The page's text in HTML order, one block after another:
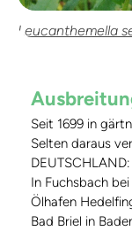
Leucanthemella
Seit 1699 in
Selten daraus
DEUTSCHLAND:
In Fuchsbach
Ölhafen
Bad Briel in